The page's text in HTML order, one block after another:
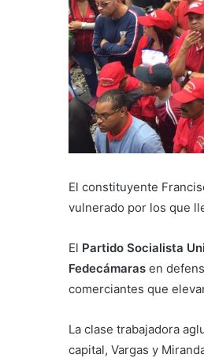
El constituyente
vulnerado por los que
El Partido Socialista
Fedecámaras en
comerciantes que
La clase trabajadora
capital, Vargas y